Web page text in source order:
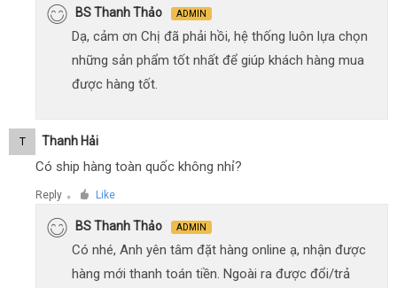
BS Thanh Thảo ADMIN
Dạ, cảm ơn Chị đã phải hồi, hệ thống luôn lựa chọn
những sản phẩm tốt nhất để giúp khách hàng mua
được hàng tốt.
T Thanh Hải
Có ship hàng toàn quốc không nhỉ?
Reply ● Like
BS Thanh Thảo ADMIN
Có nhé, Anh yên tâm đặt hàng online ạ, nhận được
hàng mới thanh toán tiền. Ngoài ra được đổi/trả